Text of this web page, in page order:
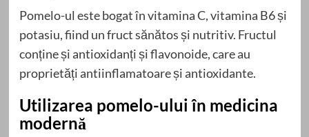
Pomelo-ul este bogat în vitamina C, vitamina B6 și
potasiu, fiind un fruct sănătos și nutritiv. Fructul
conține și antioxidanți și flavonoide, care au
proprietăți antiinflamatoare și antioxidante.
Utilizarea pomelo-ului în medicina
modernă